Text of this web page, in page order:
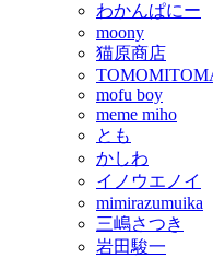
わかんぱにー
moony
猫原商店
mofu boy
meme miho
とも
かしわ
イノウエノイ
mimirazumuika
三嶋さつき
岩田駿一